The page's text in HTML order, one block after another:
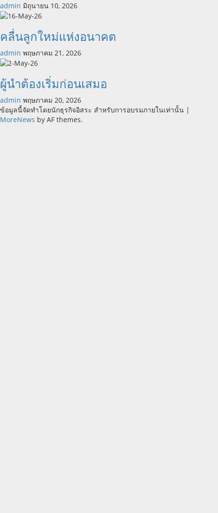
admin มิถุนายน 10, 2026
คลื่นลูกใหม่แห่งอนาคต
admin พฤษภาคม 21, 2026
ผู้นำต้องเริ่มก่อนเสมอ
admin พฤษภาคม 20, 2026
ข้อมูลนี้จัดทำโดยนักธุรกิจอิสระ สำหรับการอบรมภายในเท่านั้น |
MoreNews by AF themes.